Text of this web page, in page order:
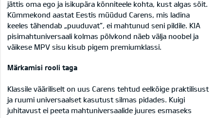
jättis oma ego ja isikupära kõnniteele kohta, kust algas sõit.
Kümmekond aastat Eestis müüdud Carens, mis ladina
keeles tähendab „puuduvat”, ei mahtunud seni pildile. KIA
pisimahtuniversaali kolmas põlvkond näeb välja noobel ja
väikese MPV sisu kisub pigem premiumklassi.
Märkamisi rooli taga
Klassile vääriliselt on uus Carens tehtud eelkõige praktilisust
ja ruumi universaalset kasutust silmas pidades. Kuigi
juhitavust ei peeta mahtuniversaalide juures esmaseks